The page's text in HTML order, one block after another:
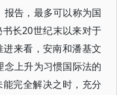
告，最多可以称为国
长20世纪末以来对于
来看，安南和潘基文
上升为习惯国际法的
完全解决之时，充分